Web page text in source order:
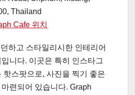
Thailand
Cafe 위치
하고 스타일리시한 인테리어
니다. 이곳은 특히 인스타그
핫스팟으로, 사진을 찍기 좋은
련되어 있습니다. Graph